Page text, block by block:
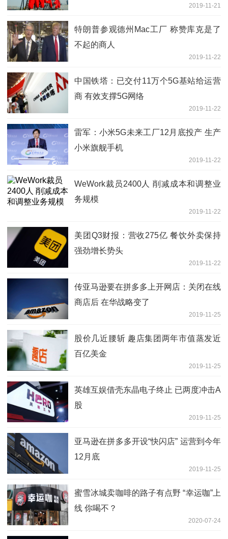
2019-11-21
特朗普参观德州Mac工厂 称赞库克是了
不起的商人
2019-11-22
中国铁塔：已交付11万个5G基站给运营
商 有效支撑5G网络
2019-11-22
雷军：小米5G未来工厂12月底投产 生产
小米旗舰手机
2019-11-22
WeWork裁员2400人 削减成本和调整业
务规模
2019-11-22
美团Q3财报：营收275亿 餐饮外卖保持
强劲增长势头
2019-11-22
传亚马逊要在拼多多上开网店：关闭在线
商店后 在华战略变了
2019-11-25
股价几近腰斩 趣店集团两年市值蒸发近
百亿美金
2019-11-25
英雄互娱借壳东晶电子终止 已两度冲击A
股
2019-11-25
亚马逊在拼多多开设“快闪店” 运营到今年
12月底
2019-11-25
蜜雪冰城卖咖啡的路子有点野 “幸运咖”上
线 你喝不？
2020-07-24